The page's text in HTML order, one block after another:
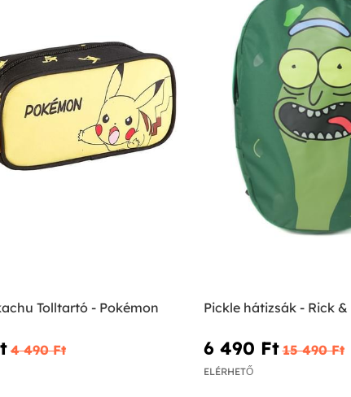
Tolltartó - Pokémon
4 490 Ft‎
Pickle hátizsák - Rick
6 490 Ft‎ 15 490 Ft‎
ELÉRHETŐ